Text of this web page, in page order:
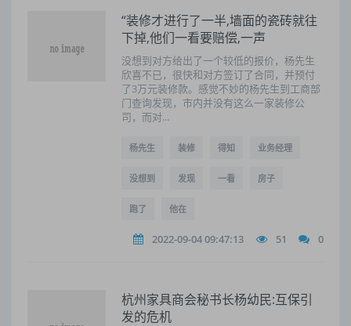
“装修才进行了一半,墙面的瓷砖就往
下掉,他们一看要赔偿,一声
没想到对方给出了一个较低的报价，杨先生
欣喜不已，很快和对方签订了合同，并预付
了3万元装修款。感觉不妙的杨先生到工商部
门查询发现，市内并没有这么一家装修公
司，而对...
杨先生 装修 得知 业务经理
没想到 发现 一看 房子
跑了 他在
2022-09-04 09:47:13 51 0
杭州家具商会秘书长杨幼民:互保引
发的危机